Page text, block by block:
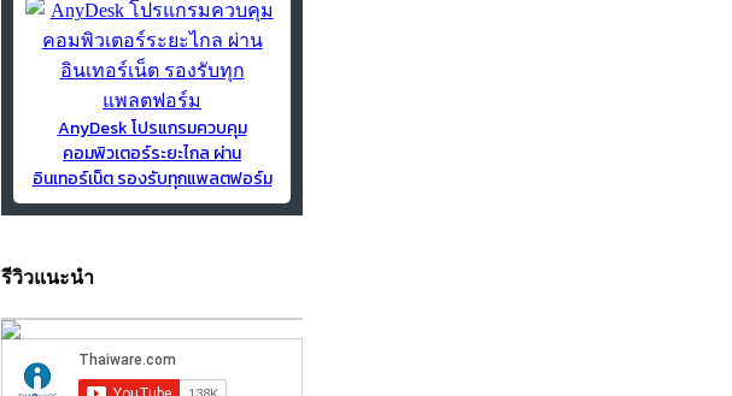
AnyDesk โปรแกรมควบคุม
คอมพิวเตอร์ระยะไกล ผ่าน
อินเทอร์เน็ต รองรับทุกแพลตฟอร์ม
รีวิวแนะนำ